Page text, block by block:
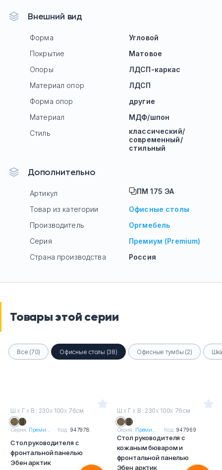
Внешний вид
Форма
Угловой
Покрытие
Матовое
Опоры
ЛДСП-каркас
Материал опор
ЛДСП
Форма опор
другие
Материал
МДФ/шпон
Стиль
классический/
современный/
стильный
Дополнительно
Артикул ПМ 175 ЭА
Товар из категории
Офисные столы
Производитель
Оргмебель
Серия
Премиум (Premium)
Страна производства
Россия
Товары этой серии
Все (70) Офисные столы (38) Офисные тумбы (2)
Ш х Г х В : 230х 100х 76см
Серия: Преми... Код: 947978
Стол руководителя с
фронтальной панелью
Эбен арктик
Ш х Г х В : 230х 100х 76см
Серия: Преми... Код: 947969
Стол руководителя с
кожаным бюваром и
фронтальной панелью
Эбен арктик